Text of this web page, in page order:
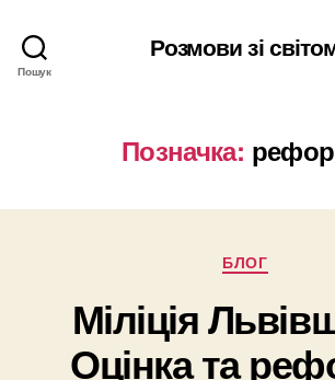
Пошук
Розмови зі
Позначка:
Категорії
БЛОГ
Міліція
Оцінка та